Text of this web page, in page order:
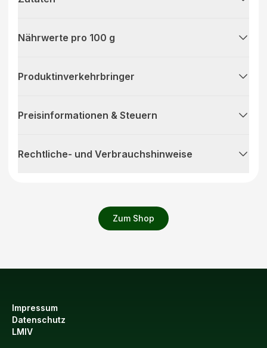
Zum Shop
Nährwerte pro 100 g
Produktinverkehrbringer
Preisinformationen & Steuern
Rechtliche- und Verbrauchshinweise
Impressum
Datenschutz
LMIV